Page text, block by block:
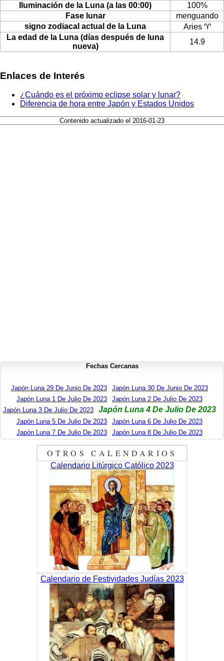
Iluminación de la Luna (a las 00:00)
100%
Fase lunar
menguando
signo zodiacal actual de la Luna
Aries ♈
La edad de la Luna (días después de luna
nueva)
14.9
Enlaces de Interés
¿Cuándo es el próximo eclipse solar y lunar?
Diferencia de hora entre Japón y Estados Unidos
Contenido actualizado el 2016-01-23
Fechas Cercanas
Japón Luna 29 De Junio De 2023
Japón Luna 30 De Junio De 2023
Japón Luna 1 De Julio De 2023
Japón Luna 2 De Julio De 2023
Japón Luna 3 De Julio De 2023
Japón Luna 4 De Julio De 2023
Japón Luna 5 De Julio De 2023
Japón Luna 6 De Julio De 2023
Japón Luna 7 De Julio De 2023
Japón Luna 8 De Julio De 2023
OTROS CALENDARIOS
Calendario Litúrgico Católico 2023
Calendario de Festividades Judías 2023